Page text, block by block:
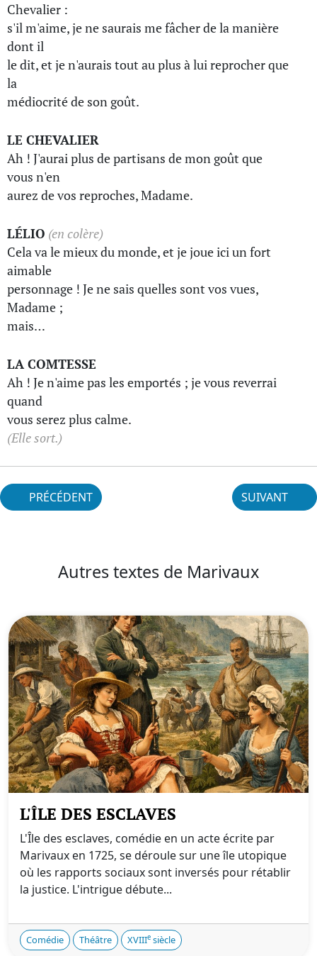
Chevalier :
s'il m'aime, je ne saurais me fâcher de la manière
dont il
le dit, et je n'aurais tout au plus à lui reprocher que
la
médiocrité de son goût.
LE CHEVALIER
Ah ! J'aurai plus de partisans de mon goût que
vous n'en
aurez de vos reproches, Madame.
LÉLIO (en colère)
Cela va le mieux du monde, et je joue ici un fort
aimable
personnage ! Je ne sais quelles sont vos vues,
Madame ;
mais…
LA COMTESSE
Ah ! Je n'aime pas les emportés ; je vous reverrai
quand
vous serez plus calme.
(Elle sort.)
PRÉCÉDENT SUIVANT
Autres textes de Marivaux
L'ÎLE DES ESCLAVES
L'Île des esclaves, comédie en un acte écrite par
Marivaux en 1725, se déroule sur une île utopique
où les rapports sociaux sont inversés pour rétablir
la justice. L'intrigue débute...
Comédie Théâtre XVIIIe siècle